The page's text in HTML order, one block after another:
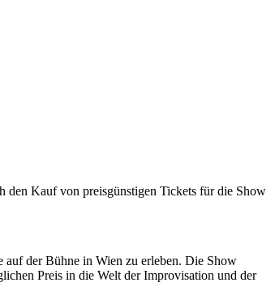
den Kauf von preisgünstigen Tickets für die Show
der Bühne in Wien zu erleben. Die Show
Preis in die Welt der Improvisation und der